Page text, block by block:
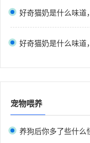
宠物喂养
养狗后你多了些什么